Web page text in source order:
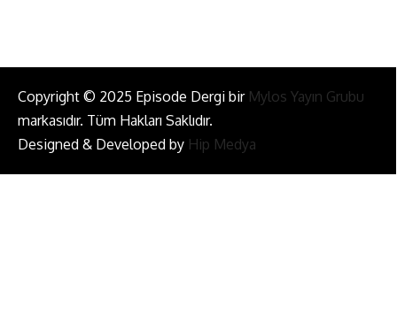
Copyright © 2025 Episode Dergi bir Mylos Yayın Grubu
markasıdır. Tüm Hakları Saklıdır.
Designed & Developed by Hip Medya